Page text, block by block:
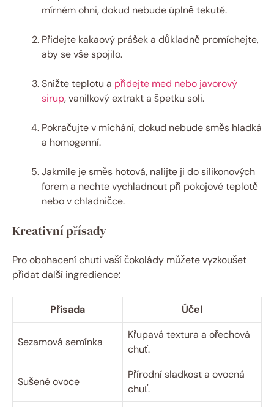
mírném ohni, dokud nebude úplně tekuté.
Přidejte kakaový prášek a důkladně promíchejte,
aby se vše spojilo.
Snižte teplotu a přidejte med nebo javorový
sirup, vanilkový extrakt a špetku soli.
Pokračujte v míchání, dokud nebude směs hladká
a homogenní.
Jakmile je směs hotová, nalijte ji do silikonových
forem a nechte vychladnout při pokojové teplotě
nebo v chladničce.
Kreativní přísady
Pro obohacení chuti vaší čokolády můžete vyzkoušet
přidat další ingredience:
Přísada Účel
Sezamová semínka
Křupavá textura a ořechová
chuť.
Sušené ovoce
Přírodní sladkost a ovocná
chuť.